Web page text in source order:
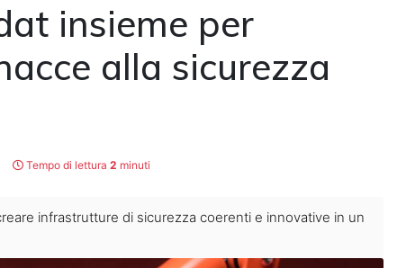
insieme per
alla sicurezza
Tempo di lettura 2 minuti
infrastrutture di sicurezza coerenti e innovative in un